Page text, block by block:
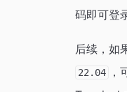
码即可登
后续，如
22.04